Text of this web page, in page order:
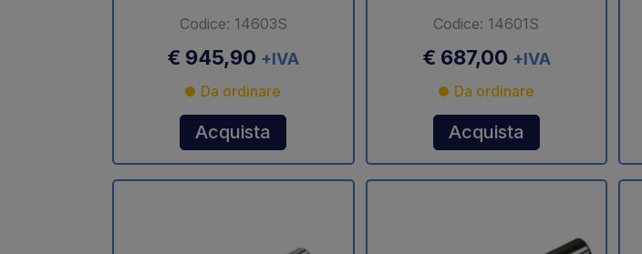
Codice: 14603S
€ 945,90 +IVA
Da ordinare
Acquista
Codice: 14601S
€ 687,00 +IVA
Da ordinare
Acquista